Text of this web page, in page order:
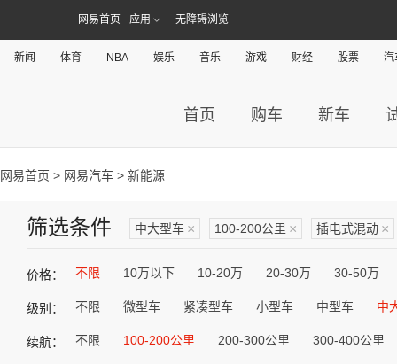
网易首页 应用 无障碍浏览
新闻 体育 NBA 娱乐 音乐 游戏 财经 股票 汽
首页 购车 新车
网易首页 > 网易汽车 > 新能源
筛选条件 中大型车 × 100-200公里 × 插电式混动 ×
价格： 不限 10万以下 10-20万 20-30万 30-50万
级别： 不限 微型车 紧凑型车 小型车 中型车 中
续航： 不限 100-200公里 200-300公里 300-400公里